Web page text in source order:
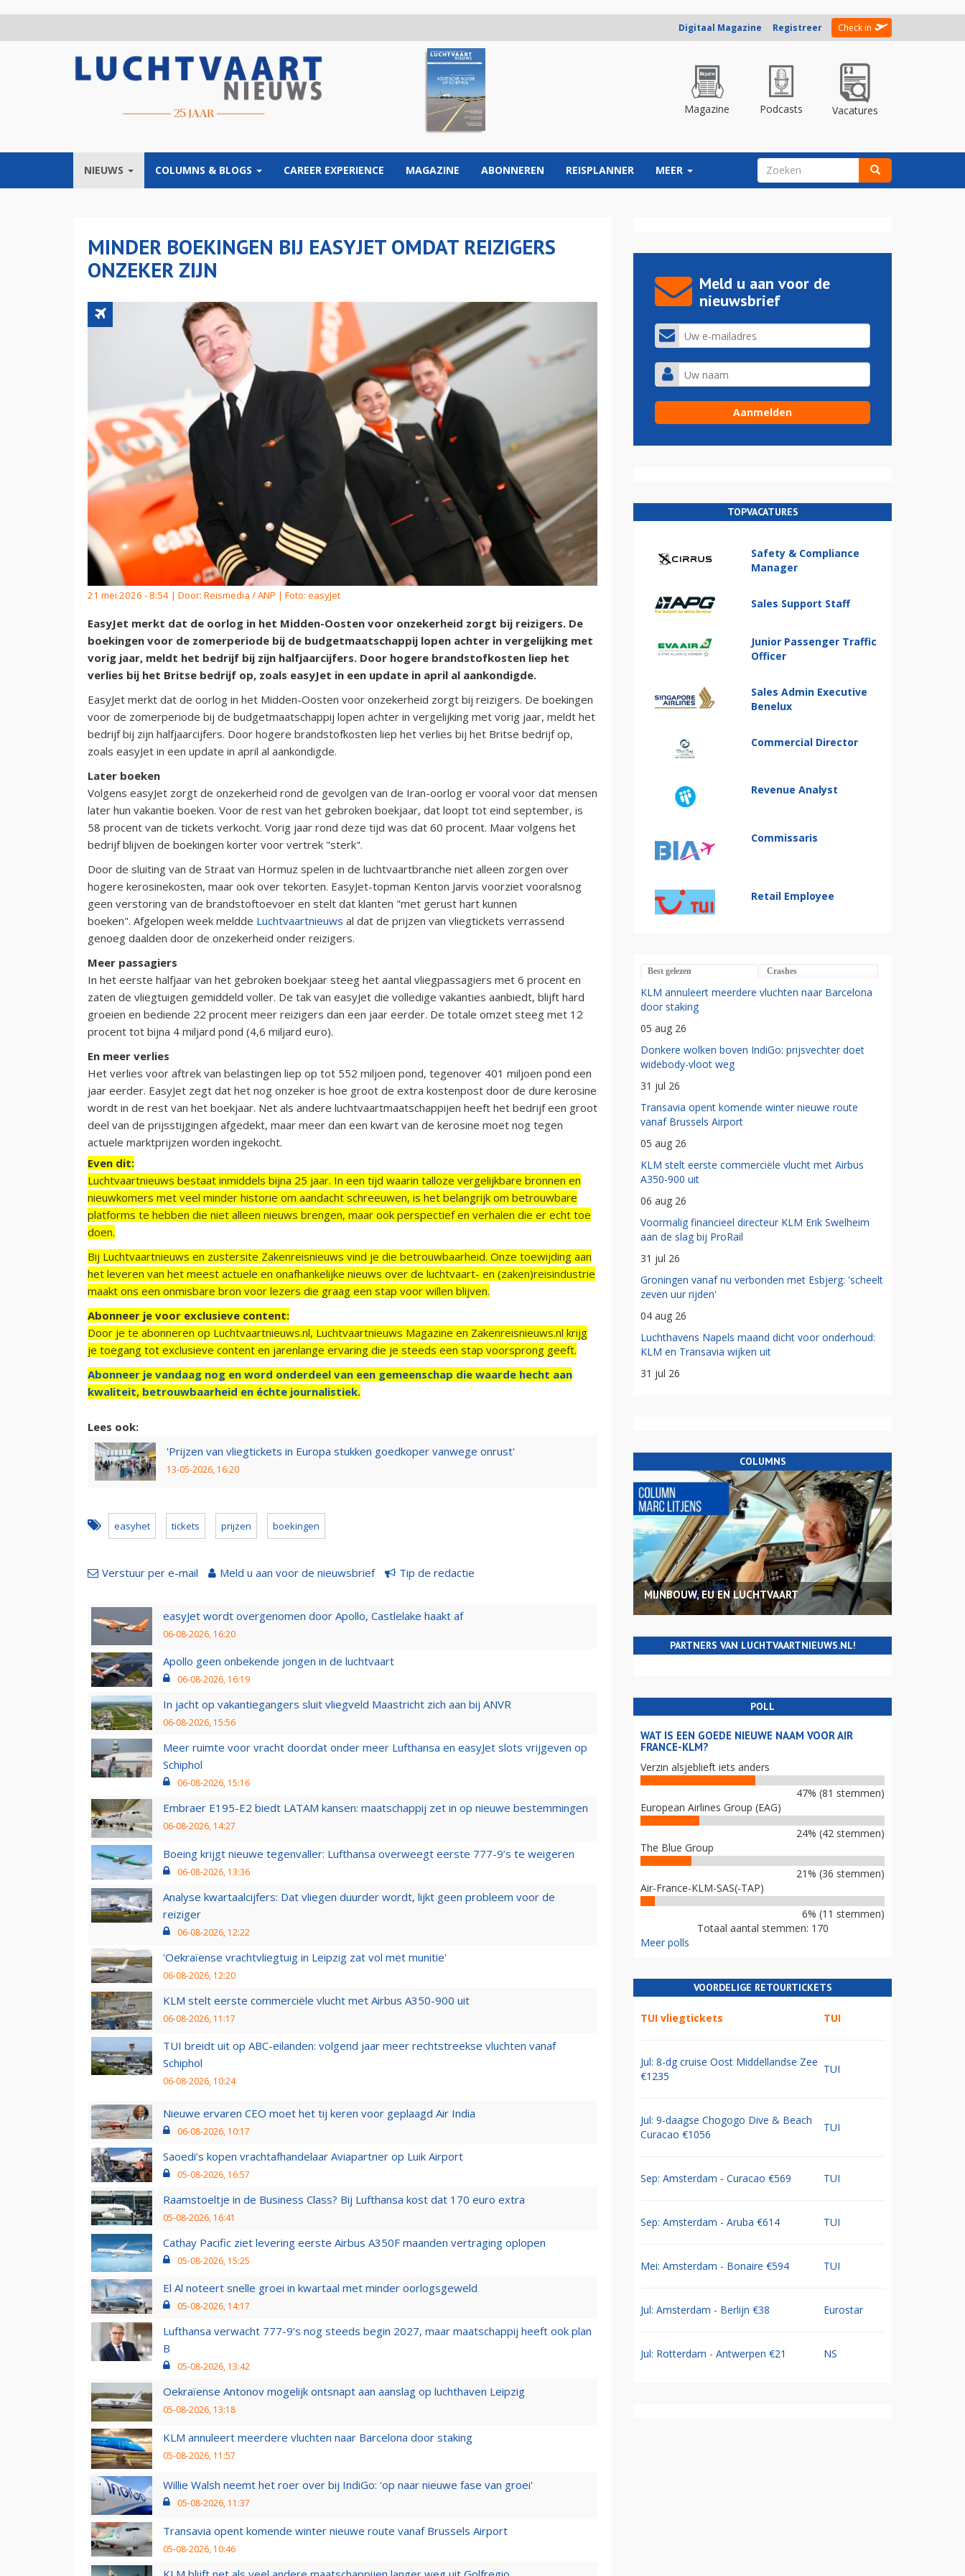
Digitaal Magazine Registreer Check in
Magazine Podcasts Vacatures
NIEUWS COLUMNS & BLOGS CAREER EXPERIENCE MAGAZINE ABONNEREN REISPLANNER MEER ZOEKVELD
MINDER BOEKINGEN BIJ EASYJET OMDAT REIZIGERS
ONZEKER ZIJN
21 mei 2026 - 8:54 | Door: Reismedia / ANP | Foto: easyJet
EasyJet merkt dat de oorlog in het Midden-Oosten voor onzekerheid zorgt bij reizigers. De
boekingen voor de zomerperiode bij de budgetmaatschappij lopen achter in vergelijking met
vorig jaar, meldt het bedrijf bij zijn halfjaarcijfers. Door hogere brandstofkosten liep het
verlies bij het Britse bedrijf op, zoals easyJet in een update in april al aankondigde.
EasyJet merkt dat de oorlog in het Midden-Oosten voor onzekerheid zorgt bij reizigers. De boekingen
voor de zomerperiode bij de budgetmaatschappij lopen achter in vergelijking met vorig jaar, meldt het
bedrijf bij zijn halfjaarcijfers. Door hogere brandstofkosten liep het verlies bij het Britse bedrijf op,
zoals easyJet in een update in april al aankondigde.
Later boeken
Volgens easyJet zorgt de onzekerheid rond de gevolgen van de Iran-oorlog er vooral voor dat mensen
later hun vakantie boeken. Voor de rest van het gebroken boekjaar, dat loopt tot eind september, is
58 procent van de tickets verkocht. Vorig jaar rond deze tijd was dat 60 procent. Maar volgens het
bedrijf blijven de boekingen korter voor vertrek "sterk".
Door de sluiting van de Straat van Hormuz spelen in de luchtvaartbranche niet alleen zorgen over
hogere kerosinekosten, maar ook over tekorten. EasyJet-topman Kenton Jarvis voorziet vooralsnog
geen verstoring van de brandstoftoevoer en stelt dat klanten "met gerust hart kunnen
boeken". Afgelopen week meldde Luchtvaartnieuws al dat de prijzen van vliegtickets verrassend
genoeg daalden door de onzekerheid onder reizigers.
Meer passagiers
In het eerste halfjaar van het gebroken boekjaar steeg het aantal vliegpassagiers met 6 procent en
zaten de vliegtuigen gemiddeld voller. De tak van easyJet die volledige vakanties aanbiedt, blijft hard
groeien en bediende 22 procent meer reizigers dan een jaar eerder. De totale omzet steeg met 12
procent tot bijna 4 miljard pond (4,6 miljard euro).
En meer verlies
Het verlies voor aftrek van belastingen liep op tot 552 miljoen pond, tegenover 401 miljoen pond een
jaar eerder. EasyJet zegt dat het nog onzeker is hoe groot de extra kostenpost door de dure kerosine
wordt in de rest van het boekjaar. Net als andere luchtvaartmaatschappijen heeft het bedrijf een groot
deel van de prijsstijgingen afgedekt, maar meer dan een kwart van de kerosine moet nog tegen
actuele marktprijzen worden ingekocht.
Even dit:
Luchtvaartnieuws bestaat inmiddels bijna 25 jaar. In een tijd waarin talloze vergelijkbare bronnen en
nieuwkomers met veel minder historie om aandacht schreeuwen, is het belangrijk om betrouwbare
platforms te hebben die niet alleen nieuws brengen, maar ook perspectief en verhalen die er echt toe
doen.
Bij Luchtvaartnieuws en zustersite Zakenreisnieuws vind je die betrouwbaarheid. Onze toewijding aan
het leveren van het meest actuele en onafhankelijke nieuws over de luchtvaart- en (zaken)reisindustrie
maakt ons een onmisbare bron voor lezers die graag een stap voor willen blijven.
Abonneer je voor exclusieve content:
Door je te abonneren op Luchtvaartnieuws.nl, Luchtvaartnieuws Magazine en Zakenreisnieuws.nl krijg
je toegang tot exclusieve content en jarenlange ervaring die je steeds een stap voorsprong geeft.
Abonneer je vandaag nog en word onderdeel van een gemeenschap die waarde hecht aan
kwaliteit, betrouwbaarheid en échte journalistiek.
Lees ook:
'Prijzen van vliegtickets in Europa stukken goedkoper vanwege onrust'
13-05-2026, 16:20
easyhet tickets prijzen boekingen
Verstuur per e-mail Meld u aan voor de nieuwsbrief Tip de redactie
easyJet wordt overgenomen door Apollo, Castlelake haakt af
06-08-2026, 16:20
Apollo geen onbekende jongen in de luchtvaart
06-08-2026, 16:19
In jacht op vakantiegangers sluit vliegveld Maastricht zich aan bij ANVR
06-08-2026, 15:56
Meer ruimte voor vracht doordat onder meer Lufthansa en easyJet slots vrijgeven op
Schiphol
06-08-2026, 15:16
Embraer E195-E2 biedt LATAM kansen: maatschappij zet in op nieuwe bestemmingen
06-08-2026, 14:27
Boeing krijgt nieuwe tegenvaller: Lufthansa overweegt eerste 777-9’s te weigeren
06-08-2026, 13:36
Analyse kwartaalcijfers: Dat vliegen duurder wordt, lijkt geen probleem voor de
reiziger
06-08-2026, 12:22
'Oekraïense vrachtvliegtuig in Leipzig zat vol met munitie'
06-08-2026, 12:20
KLM stelt eerste commerciële vlucht met Airbus A350-900 uit
06-08-2026, 11:17
TUI breidt uit op ABC-eilanden: volgend jaar meer rechtstreekse vluchten vanaf
Schiphol
06-08-2026, 10:24
Nieuwe ervaren CEO moet het tij keren voor geplaagd Air India
06-08-2026, 10:17
Saoedi’s kopen vrachtafhandelaar Aviapartner op Luik Airport
05-08-2026, 16:57
Raamstoeltje in de Business Class? Bij Lufthansa kost dat 170 euro extra
05-08-2026, 16:41
Cathay Pacific ziet levering eerste Airbus A350F maanden vertraging oplopen
05-08-2026, 15:25
El Al noteert snelle groei in kwartaal met minder oorlogsgeweld
05-08-2026, 14:17
Lufthansa verwacht 777-9’s nog steeds begin 2027, maar maatschappij heeft ook plan
B
05-08-2026, 13:42
Oekraïense Antonov mogelijk ontsnapt aan aanslag op luchthaven Leipzig
05-08-2026, 13:18
KLM annuleert meerdere vluchten naar Barcelona door staking
05-08-2026, 11:57
Willie Walsh neemt het roer over bij IndiGo: 'op naar nieuwe fase van groei'
05-08-2026, 11:37
Transavia opent komende winter nieuwe route vanaf Brussels Airport
05-08-2026, 10:46
Meld u aan voor de
nieuwsbrief
TOPVACATURES
Safety & Compliance
Manager
Sales Support Staff
Junior Passenger Traffic
Officer
Sales Admin Executive
Benelux
Commercial Director
Revenue Analyst
Commissaris
Retail Employee
Best gelezen Crashes
KLM annuleert meerdere vluchten naar Barcelona
door staking
05 aug 26
Donkere wolken boven IndiGo: prijsvechter doet
widebody-vloot weg
31 jul 26
Transavia opent komende winter nieuwe route
vanaf Brussels Airport
05 aug 26
KLM stelt eerste commerciële vlucht met Airbus
A350-900 uit
06 aug 26
Voormalig financieel directeur KLM Erik Swelheim
aan de slag bij ProRail
31 jul 26
Groningen vanaf nu verbonden met Esbjerg: 'scheelt
zeven uur rijden'
04 aug 26
Luchthavens Napels maand dicht voor onderhoud:
KLM en Transavia wijken uit
31 jul 26
COLUMNS
MIJNBOUW, EU EN LUCHTVAART
PARTNERS VAN LUCHTVAARTNIEUWS.NL!
POLL
WAT IS EEN GOEDE NIEUWE NAAM VOOR AIR
FRANCE-KLM?
Verzin alsjeblieft iets anders
47% (81 stemmen)
European Airlines Group (EAG)
24% (42 stemmen)
The Blue Group
21% (36 stemmen)
Air-France-KLM-SAS(-TAP)
6% (11 stemmen)
Totaal aantal stemmen: 170
Meer polls
VOORDELIGE RETOURTICKETS
TUI vliegtickets TUI
Jul: 8-dg cruise Oost Middellandse Zee
€1235
TUI
Jul: 9-daagse Chogogo Dive & Beach
Curacao €1056
TUI
Sep: Amsterdam - Curacao €569 TUI
Sep: Amsterdam - Aruba €614 TUI
Mei: Amsterdam - Bonaire €594 TUI
Jul: Amsterdam - Berlijn €38 Eurostar
Jul: Rotterdam - Antwerpen €21 NS